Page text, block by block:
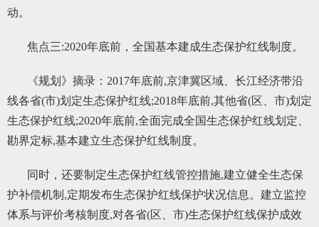
动。
焦点三:2020年底前，全国基本建成生态保护红线制度。
《规划》摘录：2017年底前,京津冀区域、长江经济带沿
线各省(市)划定生态保护红线;2018年底前,其他省(区、市)划定
生态保护红线;2020年底前,全面完成全国生态保护红线划定、
勘界定标,基本建立生态保护红线制度。
同时，还要制定生态保护红线管控措施,建立健全生态保
护补偿机制,定期发布生态保护红线保护状况信息。建立监控
体系与评价考核制度,对各省(区、市)生态保护红线保护成效